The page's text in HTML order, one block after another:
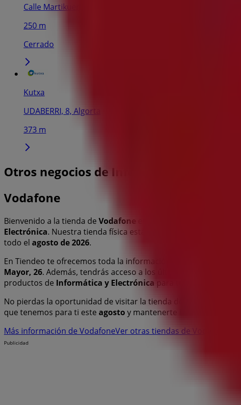
Calle Martikuena, 4, Getxo
250 m
Cerrado
Kutxa
UDABERRI, 8, Algorta
373 m
Otros negocios de Informática y
Vodafone
Bienvenido a la tienda de Vodafone
Electrónica. Nuestra tienda física está ubicada en
todo el agosto de 2026.
En Tiendeo te ofrecemos toda la información actualizada sobre
Mayor, 26. Además, tendrás acceso a los últimos catálogos de
productos de Informática y Electrónica para tus compras en
No pierdas la oportunidad de visitar la tienda de
que tenemos para ti este agosto y mantenerte informado de
Más información de VodafoneVer otras tiendas de Vodafone en
Publicidad